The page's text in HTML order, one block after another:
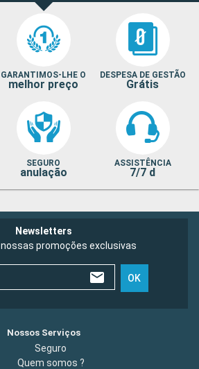
GARANTIMOS-LHE O
melhor preço
DESPESA DE GESTÃO
Grátis
SEGURO
anulação
ASSISTÊNCIA
7/7 d
Newsletters
nossas promoções exclusivas
OK
Nossos Serviços
Seguro
Quem somos ?